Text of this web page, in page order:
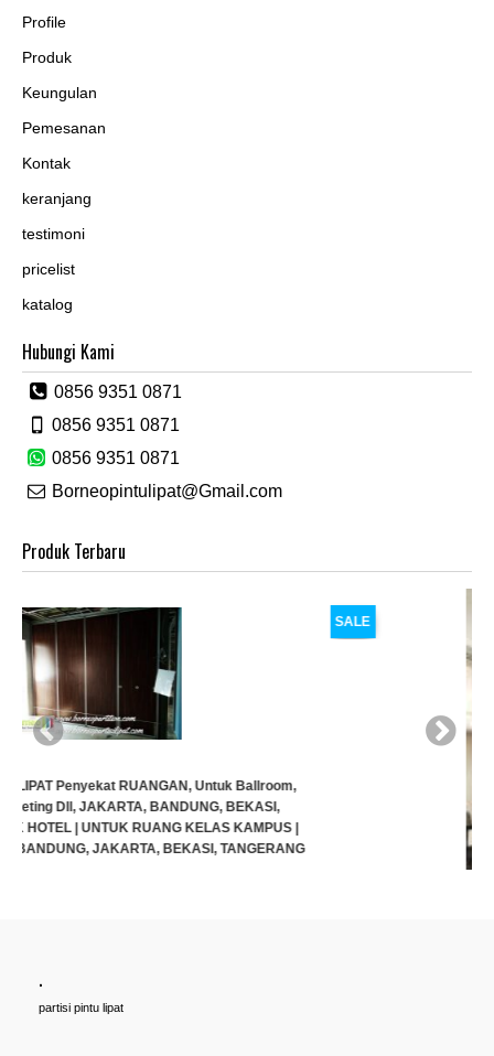
Profile
Produk
Keungulan
Pemesanan
Kontak
keranjang
testimoni
pricelist
katalog
Hubungi Kami
0856 9351 0871
0856 9351 0871
0856 9351 0871
Borneopintulipat@Gmail.com
Produk Terbaru
SALE
HOTEL, Ruang Meeting Dll, JAKARTA, BANDUNG, BEKASI,
.
partisi pintu lipat